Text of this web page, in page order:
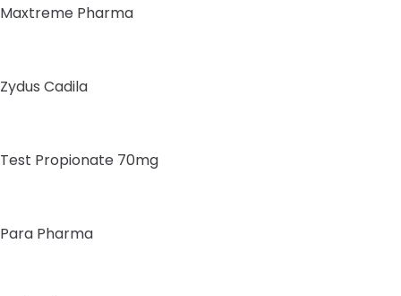
Maxtreme Pharma
Zydus Cadila
Test Propionate 70mg
Para Pharma